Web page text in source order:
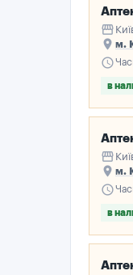
storefront
place м.
schedule
в
storefront
place м.
schedule
в